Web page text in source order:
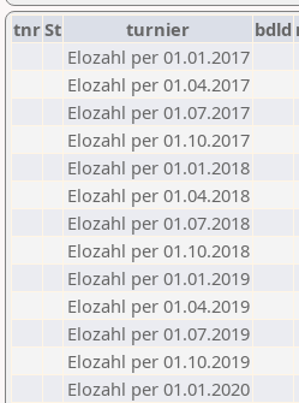
tnrSt turnier bdld
Elozahl per 01.01.2017
Elozahl per 01.04.2017
Elozahl per 01.07.2017
Elozahl per 01.10.2017
Elozahl per 01.01.2018
Elozahl per 01.04.2018
Elozahl per 01.07.2018
Elozahl per 01.10.2018
Elozahl per 01.01.2019
Elozahl per 01.04.2019
Elozahl per 01.07.2019
Elozahl per 01.10.2019
Elozahl per 01.01.2020